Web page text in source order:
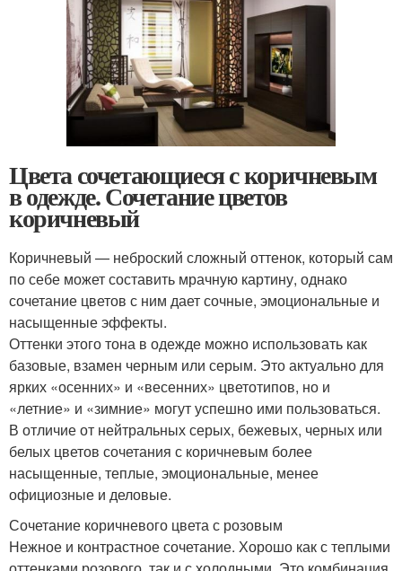
Цвета сочетающиеся с коричневым
в одежде. Сочетание цветов
коричневый
Коричневый — неброский сложный оттенок, который сам
по себе может составить мрачную картину, однако
сочетание цветов с ним дает сочные, эмоциональные и
насыщенные эффекты.
Оттенки этого тона в одежде можно использовать как
базовые, взамен черным или серым. Это актуально для
ярких «осенних» и «весенних» цветотипов, но и
«летние» и «зимние» могут успешно ими пользоваться.
В отличие от нейтральных серых, бежевых, черных или
белых цветов сочетания с коричневым более
насыщенные, теплые, эмоциональные, менее
официозные и деловые.
Сочетание коричневого цвета с розовым
Нежное и контрастное сочетание. Хорошо как с теплыми